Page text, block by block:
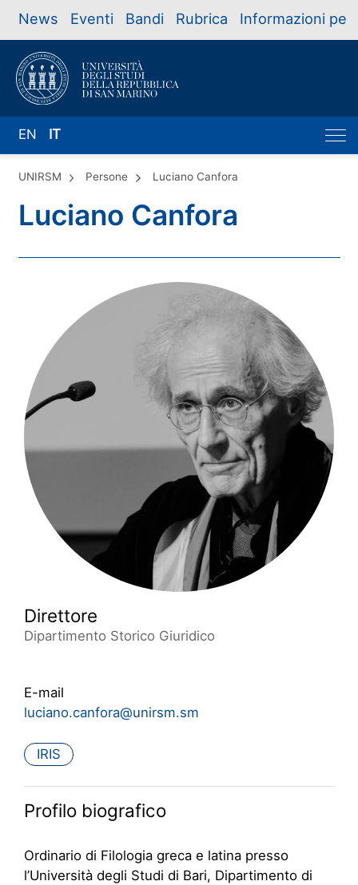
News Eventi Bandi Rubrica Informazioni per
EN IT
UNIRSM Persone Luciano Canfora
Luciano Canfora
Direttore
Dipartimento Storico Giuridico
E-mail
luciano.canfora@unirsm.sm
IRIS
Profilo biografico
Ordinario di Filologia greca e latina presso
l’Università degli Studi di Bari, Dipartimento di